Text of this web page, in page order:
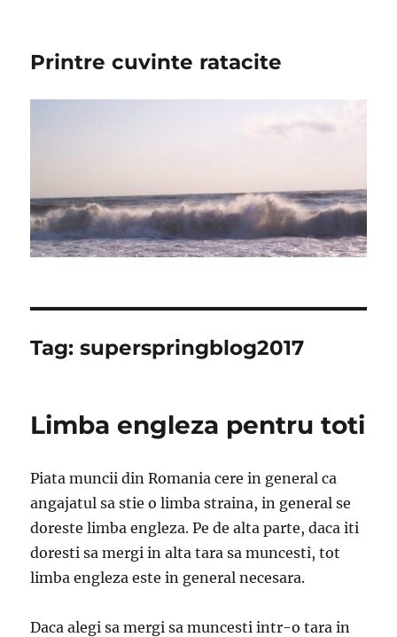
Printre cuvinte ratacite
Tag:superspringblog2017
Limba engleza pentru toti
Piata muncii din Romania cere in general ca
angajatul sa stie o limba straina, in general se
doreste limba engleza. Pe de alta parte, daca iti
doresti sa mergi in alta tara sa muncesti, tot
limba engleza este in general necesara.
Daca alegi sa mergi sa muncesti intr-o tara in